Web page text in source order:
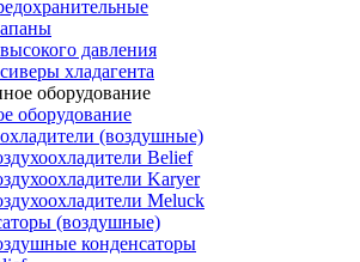
давления
хладагента
оборудование
(воздушные)
Belief
Karyer
Meluck
(воздушные)
конденсаторы